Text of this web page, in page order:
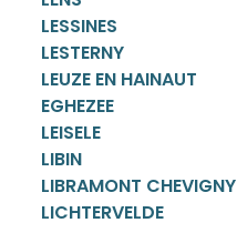
LESSINES
LESTERNY
LEUZE EN HAINAUT
EGHEZEE
LEISELE
LIBIN
LIBRAMONT CHEVIGNY
LICHTERVELDE